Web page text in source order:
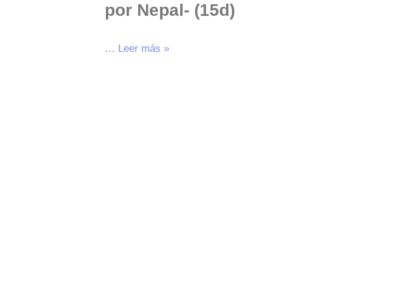
por Nepal- (15d)
… Leer más »